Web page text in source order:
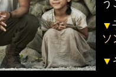
う
▼
ソ
▼